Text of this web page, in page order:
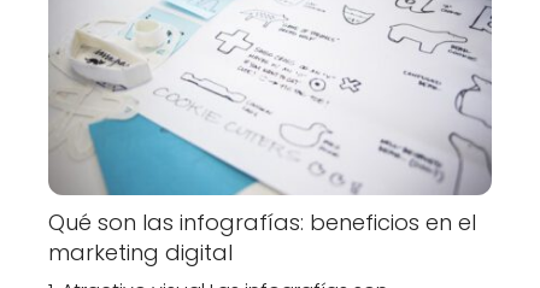
Qué son las infografías: beneficios en el
marketing digital